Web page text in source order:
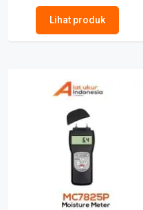
Lihat produk